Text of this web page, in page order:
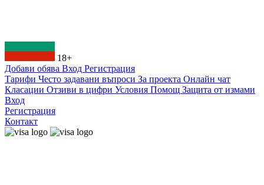
18+
Добави обява Вход Регистрация
Тарифи Често задавани въпроси За проекта Онлайн чат
Класации Отзиви в цифри Условия Помощ Защита от измами
Вход
Регистрация
Контакт